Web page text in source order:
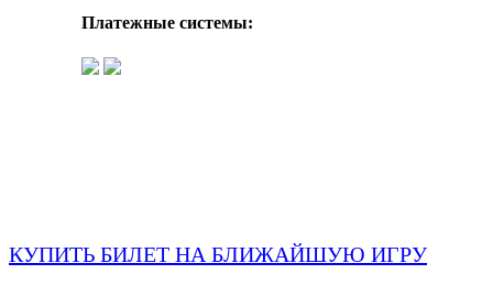
Платежные системы:
КУПИТЬ БИЛЕТ НА БЛИЖАЙШУЮ ИГРУ